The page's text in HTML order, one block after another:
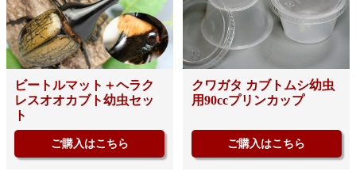
ビートルマット＋ヘラク
レスオオカブト幼虫セッ
ト
ご購入はこちら
クワガタ カブトムシ幼虫
用90ccプリンカップ
ご購入はこちら